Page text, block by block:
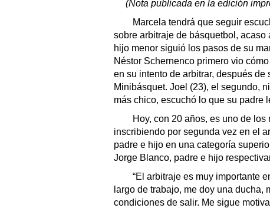
(Nota publicada en la edición
Marcela tendrá que seguir
sobre arbitraje de básquetbol,
hijo menor siguió los pasos de su
Néstor Schernenco primero vio
en su intento de arbitrar, después
Minibásquet. Joel (23), el segundo,
más chico, escuchó lo que su padre
Hoy, con 20 años, es uno de
inscribiendo por segunda vez en el
padre e hijo en una categoría
Jorge Blanco, padre e hijo
“El arbitraje es muy importante
largo de trabajo, me doy una ducha,
condiciones de salir. Me sigue